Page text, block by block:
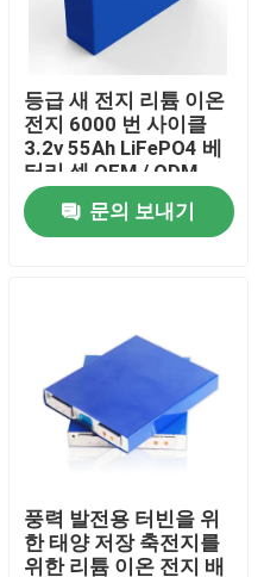
등급 새 전지 리튬 이온
전지 6000 번 사이클
3.2v 55Ah LiFePO4 베
터리 셀 OEM / ODM
문의 보내기
풍력 발전용 터빈을 위
한 태양 저장 축전지를
위한 리튬 이온 전지 배